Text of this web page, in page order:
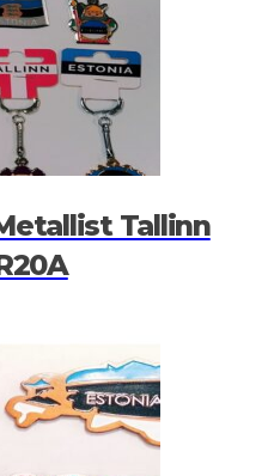
Tallinn